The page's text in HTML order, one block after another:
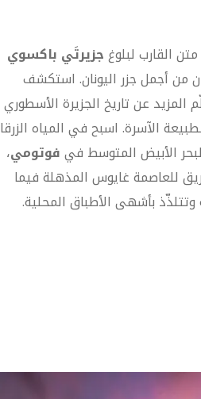
القارب لبلوغجزيرتَي باكسوي
من أجمل جزر اليونان. استكشف
المزيد عن تاريخ الجزيرة الأسطوري
الآسرة. اسبح في المياه
الأبيض المتوسط فيفوتومي،
للعاصمة غايوس المذهلة فيما
بأشهى الأطباق المحلية.